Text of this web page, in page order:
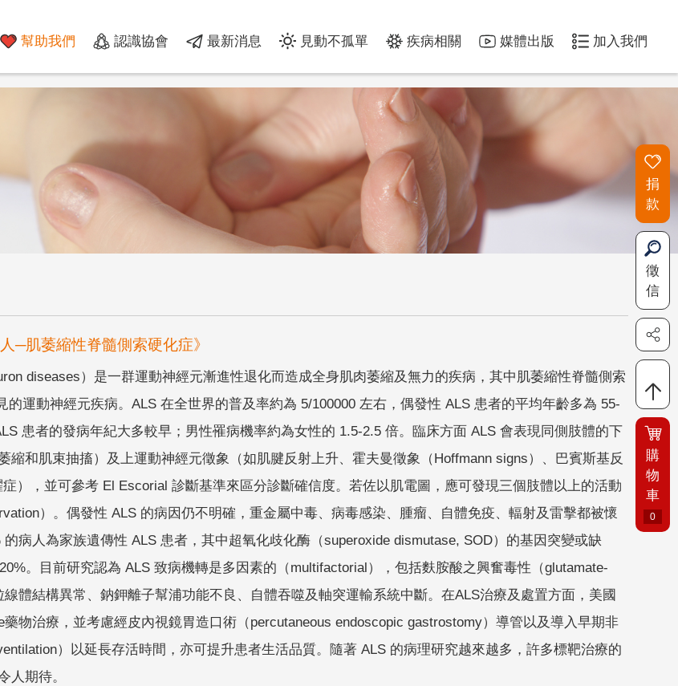
幫助我們 認識協會 最新消息 見動不孤單 疾病相關 媒體出版 加入我們
─肌萎縮性脊髓側索硬化症》
diseases）是一群運動神經元漸進性退化而造成全身肌肉萎縮及無力的疾病，其中肌萎縮性脊髓側索
的運動神經元疾病。ALS 在全世界的普及率約為 5/100000 左右，偶發性 ALS 患者的平均年齡多為 55-
患者的發病年紀大多較早；男性罹病機率約為女性的 1.5-2.5 倍。臨床方面 ALS 會表現同側肢體的下
縮和肌束抽搐）及上運動神經元徵象（如肌腱反射上升、霍夫曼徵象（Hoffmann signs）、巴賓斯基反
），並可參考 El Escorial 診斷基準來區分診斷確信度。若佐以肌電圖，應可發現三個肢體以上的活動
）。偶發性 ALS 的病因仍不明確，重金屬中毒、病毒感染、腫瘤、自體免疫、輻射及雷擊都被懷
病人為家族遺傳性 ALS 患者，其中超氧化歧化酶（superoxide dismutase, SOD）的基因突變或缺
。目前研究認為 ALS 致病機轉是多因素的（multifactorial），包括麩胺酸之興奮毒性（glutamate-
體結構異常、鈉鉀離子幫浦功能不良、自體吞噬及軸突運輸系統中斷。在ALS治療及處置方面，美國
物治療，並考慮經皮內視鏡胃造口術（percutaneous endoscopic gastrostomy）導管以及導入早期非
）以延長存活時間，亦可提升患者生活品質。隨著 ALS 的病理研究越來越多，許多標靶治療的
人期待。
捐
款
徵
信
購
物
車
0